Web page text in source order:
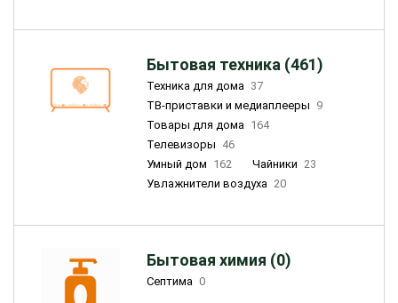
Бытовая техника (461)
Техника для дома 37
ТВ-приставки и медиаплееры 9
Товары для дома 164
Телевизоры 46
Умный дом 162 Чайники 23
Увлажнители воздуха 20
Бытовая химия (0)
Септима 0